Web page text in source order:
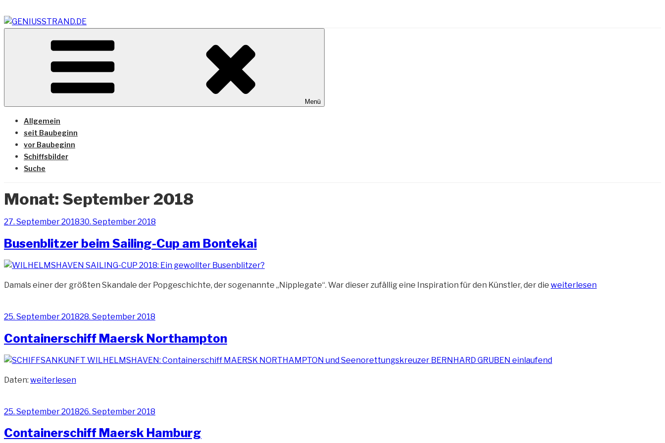
Inhalt
springen
GENIUSSTRAND.DE
Vom Geniusstrand zum JadeWeserPort/Container Terminal Wilhelmshaven
Menü
Allgemein
seit Baubeginn
vor Baubeginn
Schiffsbilder
Suche
Monat: September 2018
Veröffentlicht
27. September 201830. September 2018
Busenblitzer beim Sailing-Cup am Bontekai
Damals einer der größten Skandale der Popgeschichte, der sogenannte „Nipplegate“. War dieser zufällig eine Inspiration für den Künstler, der die „Busenblitzer
weiterlesen
Veröffentlicht
25. September 201828. September 2018
Containerschiff Maersk Northampton
Daten: „Containerschiff
weiterlesen
Veröffentlicht
25. September 201826. September 2018
Containerschiff Maersk Hamburg